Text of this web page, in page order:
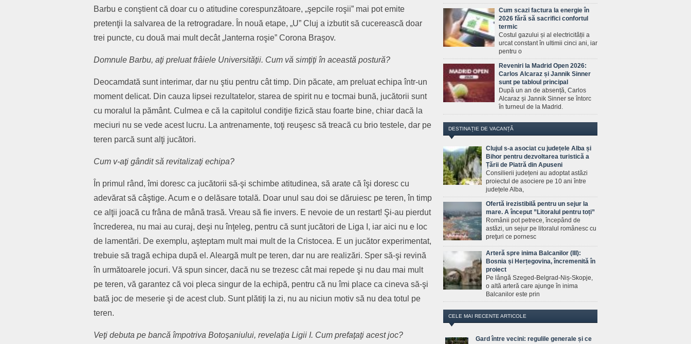
Barbu e conştient că doar cu o atitudine corespunzătoare, „şepcile roşii” mai pot emite
pretenţii la salvarea de la retrogradare. În nouă etape, „U” Cluj a izbutit să cucerească doar
trei puncte, cu două mai mult decât „lanterna roşie” Corona Braşov.
Domnule Barbu, aţi preluat frâiele Universităţii. Cum vă simţiţi în această postură?
Deocamdată sunt interimar, dar nu ştiu pentru cât timp. Din păcate, am preluat echipa într-un
moment delicat. Din cauza lipsei rezultatelor, starea de spirit nu e tocmai bună, jucătorii sunt
cu moralul la pământ. Culmea e că la capitolul condiţie fizică stau foarte bine, chiar dacă la
meciuri nu se vede acest lucru. La antrenamente, toţi reuşesc să treacă cu brio testele, dar pe
teren parcă sunt alţi jucători.
Cum v-aţi gândit să revitalizaţi echipa?
În primul rând, îmi doresc ca jucătorii să-şi schimbe atitudinea, să arate că îşi doresc cu
adevărat să câştige. Acum e o delăsare totală. Doar unul sau doi se dăruiesc pe teren, în timp
ce alţii joacă cu frâna de mână trasă. Vreau să fie invers. E nevoie de un restart! Şi-au pierdut
încrederea, nu mai au curaj, deşi nu înţeleg, pentru că sunt jucători de Liga I, iar aici nu e loc
de lamentări. De exemplu, aşteptam mult mai mult de la Cristocea. E un jucător experimentat,
trebuie să tragă echipa după el. Aleargă mult pe teren, dar nu are realizări. Sper să-şi revină
în următoarele jocuri. Vă spun sincer, dacă nu se trezesc cât mai repede şi nu dau mai mult
pe teren, vă garantez că voi pleca singur de la echipă, pentru că nu îmi place ca cineva să-şi
bată joc de meserie şi de acest club. Sunt plătiţi la zi, nu au niciun motiv să nu dea totul pe
teren.
Veţi debuta pe bancă împotriva Botoşaniului, revelaţia Ligii I. Cum prefaţaţi acest joc?
Cum scazi factura la energie în
2026 fără să sacrifici confortul
termic
Costul gazului și al electricității a
urcat constant în ultimii cinci ani, iar
pentru o
Reveniri la Madrid Open 2026:
Carlos Alcaraz și Jannik Sinner
sunt pe tabloul principal
După un an de absență, Carlos
Alcaraz și Jannik Sinner se întorc
în turneul de la Madrid.
DESTINAȚIE DE VACANȚĂ
Clujul s-a asociat cu județele Alba și
Bihor pentru dezvoltarea turistică a
Țării de Piatră din Apuseni
Consilierii județeni au adoptat astăzi
proiectul de asociere pe 10 ani între
județele Alba,
Ofertă irezistibilă pentru un sejur la
mare. A început ”Litoralul pentru toți”
Românii pot petrece, începând de
astăzi, un sejur pe litoralul românesc cu
preţuri ce pornesc
Arteră spre inima Balcanilor (III):
Bosnia și Herțegovina, încremenită în
proiect
Pe lângă Szeged-Belgrad-Niș-Skopje,
o altă arteră care ajunge în inima
Balcanilor este prin
CELE MAI RECENTE ARTICOLE
Gard între vecini: regulile generale și ce